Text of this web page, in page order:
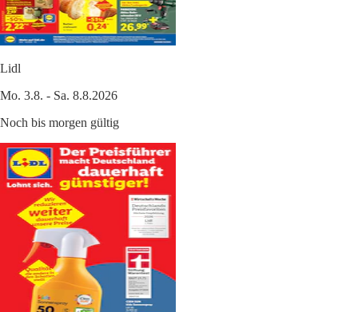
Lidl
Mo. 3.8. - Sa. 8.8.2026
Noch bis morgen gültig